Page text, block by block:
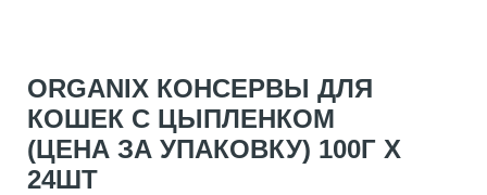
ORGANIX КОНСЕРВЫ ДЛЯ
КОШЕК С ЦЫПЛЕНКОМ
(ЦЕНА ЗА УПАКОВКУ) 100Г Х
24ШТ